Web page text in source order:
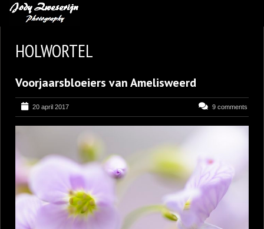
BLOG
LEREN VAN KUNST
BENCE MATE FOTOHUTTEN
OVER MIJ
HOLWORTEL
Voorjaarsbloeiers van Amelisweerd
20 april 2017 9 comments